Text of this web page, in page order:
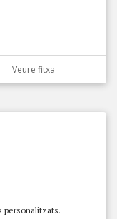
Veure fitxa
personalitzats.